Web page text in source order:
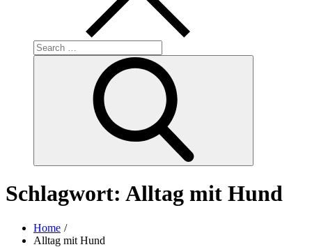
Search
for:
Schlagwort: Alltag mit Hund
Home
Alltag mit Hund